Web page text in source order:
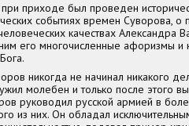
приходе был проведен
событиях времен Суворова,
качествах Александра
его многочисленные афоризмы
никогда не начинал никакого
молебен и только после этого
руководил русской армией в
из них. Он обладал